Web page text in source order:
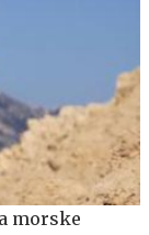
morske